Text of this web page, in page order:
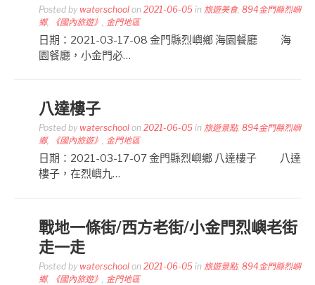
Posted by waterschool on 2021-06-05 in 旅遊美食, 894金門縣烈嶼
鄉, 《國內旅遊》 金門地區
日期：2021-03-17-08 金門縣烈嶼鄉 海園餐廳 海
園餐廳，小金門必…
八達樓子
Posted by waterschool on 2021-06-05 in 旅遊景點, 894金門縣烈嶼
鄉, 《國內旅遊》 , 金門地區
日期：2021-03-17-07 金門縣烈嶼鄉 八達樓子 八達
樓子，在烈嶼九…
戰地一條街/西方老街/小金門烈嶼老街
走一走
Posted by waterschool on 2021-06-05 in 旅遊景點, 894金門縣烈嶼
鄉, 《國內旅遊》 金門地區